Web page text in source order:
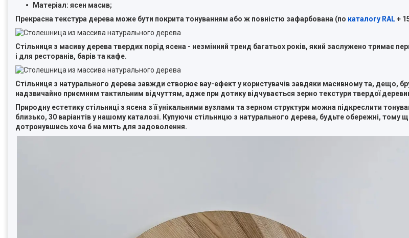
Матеріал: ясен масив;
Прекрасна текстура дерева може бути покрита тонуванням або ж повністю зафарбована (по каталогу RAL+
Стільниця з масиву дерева твердих порід ясена - незмінний тренд багатьох років, який заслужено тримає
і для ресторанів, барів та кафе.
Стільниця з натурального дерева завжди створює вау-ефект у користувачів завдяки масивному та, дещо,
надзвичайно приємним тактильним відчуттям, адже при дотику відчувається зерно текстури твердої
Природну естетику стільниці з ясена з її унікальними вузлами та зерном структури можна підкреслити
близько, 30 варіантів у нашому каталозі. Купуючи стільницю з натурального дерева, будьте обережні,
дотронувшись хоча б на мить для задоволення.